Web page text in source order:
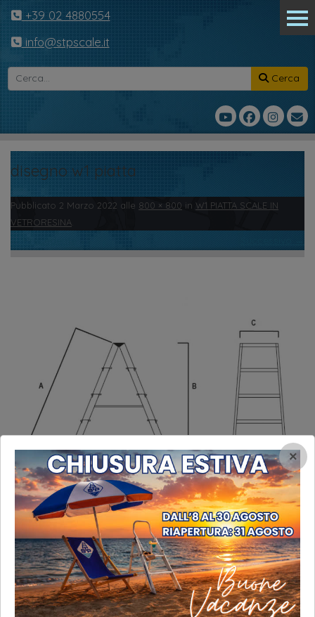
+39 02 4880554
info@stpscale.it
Cerca
disegno w1 piatta
Pubblicato 2 Marzo 2022 alle 800 × 800 in W1 PIATTA SCALE IN
VETRORESINA
disegno w1 piatta
×